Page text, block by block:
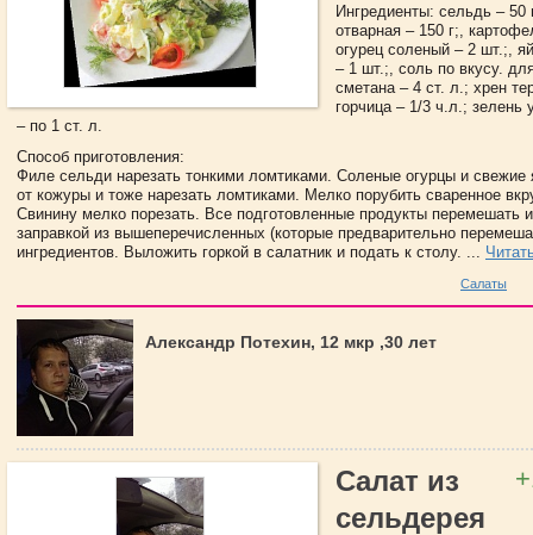
Ингредиенты: сельдь – 50
отварная – 150 г;,
огурец соленый – 2 шт.;,
– 1 шт.;, соль по вкусу.
сметана – 4 ст. л.; хрен
горчица – 1/3 ч.л.; зелень
– по 1 ст. л.
Способ приготовления:
Филе сельди нарезать тонкими ломтиками. Соленые огурцы и свежие
от кожуры и тоже нарезать ломтиками. Мелко порубить сваренное
Свинину мелко порезать. Все подготовленные продукты перемешать
заправкой из вышеперечисленных (которые предварительно
ингредиентов. Выложить горкой в салатник и подать к столу. ...
Салаты
Александр Потехин, 12 мкр ,30 лет
Салат из
сельдерея